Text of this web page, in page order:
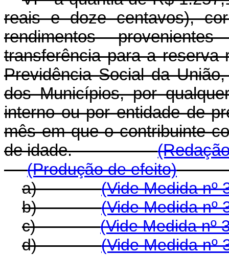
reais e doze centavos),
rendimentos
transferência para a reserva
Previdência Social da
dos Municípios, por
interno ou por entidade de
mês em que o contribuinte
de idade.
(Produção de efeito)
a)(Vide Medida nº
b)(Vide Medida nº
c)(Vide Medida nº
d)(Vide Medida nº